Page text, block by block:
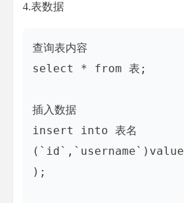
4.表数据
查询表内容
select * from 表;
插入数据
insert into 表名
);